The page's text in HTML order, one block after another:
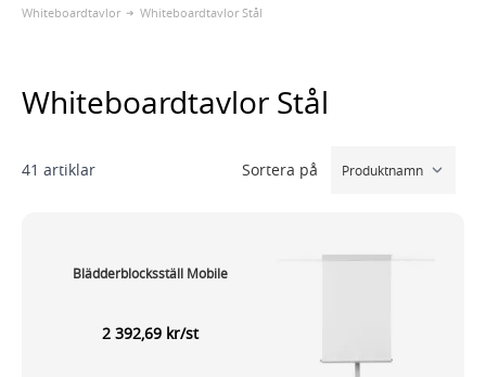
Whiteboardtavlor
Whiteboardtavlor Stål
Whiteboardtavlor Stål
41 artiklar Sortera på
Blädderblocksställ Mobile
2 392,69 kr/st